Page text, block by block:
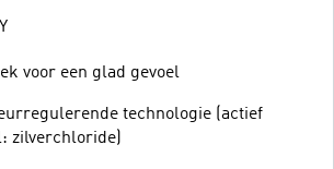
voor een glad gevoel
technologie (actief
zilverchloride)